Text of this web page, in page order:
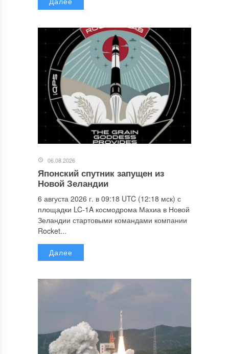
06.08.2026
Японский спутник запущен из
Новой Зеландии
6 августа 2026 г. в 09:18 UTC (12:18 мск) с
площадки LC-1A космодрома Махиа в Новой
Зеландии стартовыми командами компании
Rocket...
Далее